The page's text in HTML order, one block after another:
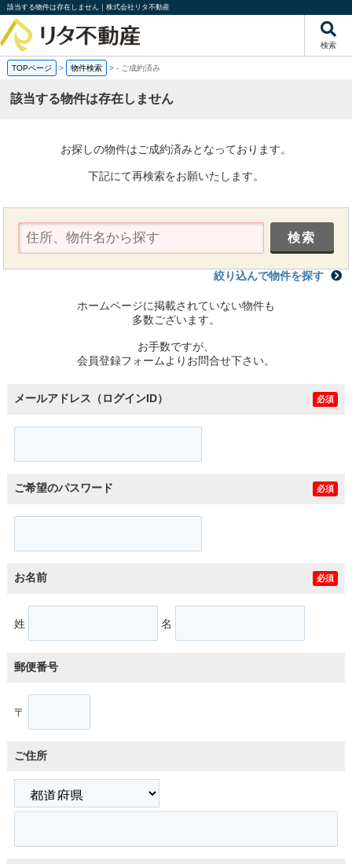
該当する物件は存在しません｜株式会社リタ不動産
検索
TOPページ > 物件検索 >- ご成約済み
該当する物件は存在しません
お探しの物件はご成約済みとなっております。
下記にて再検索をお願いたします。
絞り込んで物件を探す
ホームページに掲載されていない物件も
多数ございます。
お手数ですが、
会員登録フォームよりお問合せ下さい。
メールアドレス（ログインID） 必須
ご希望のパスワード 必須
お名前 必須
姓 名
郵便番号
〒
ご住所